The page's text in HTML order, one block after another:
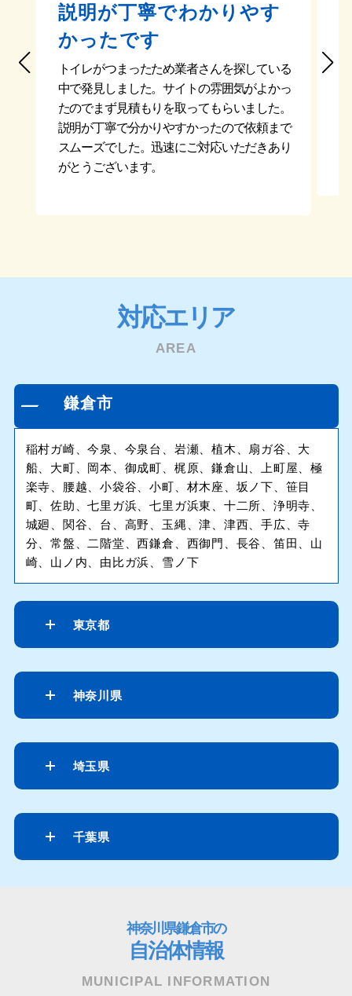
説明が丁寧でわかりやす
かったです
トイレがつまったため業者さんを探している
中で発見しました。サイトの雰囲気がよかっ
たのでまず見積もりを取ってもらいました。
説明が丁寧で分かりやすかったので依頼まで
スムーズでした。迅速にご対応いただきあり
がとうございます。
対応エリア
AREA
鎌倉市
稲村ガ崎、今泉、今泉台、岩瀬、植木、扇ガ谷、大
船、大町、岡本、御成町、梶原、鎌倉山、上町屋、極
楽寺、腰越、小袋谷、小町、材木座、坂ノ下、笹目
町、佐助、七里ガ浜、七里ガ浜東、十二所、浄明寺、
城廻、関谷、台、高野、玉縄、津、津西、手広、寺
分、常盤、二階堂、西鎌倉、西御門、長谷、笛田、山
崎、山ノ内、由比ガ浜、雪ノ下
東京都
神奈川県
埼玉県
千葉県
神奈川県鎌倉市の
自治体情報
MUNICIPAL INFORMATION